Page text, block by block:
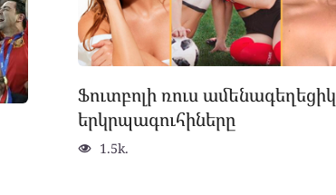
Ֆուտբոլի ռուս ամենագեղեցիկ
երկրպագուհիները
1.5k.